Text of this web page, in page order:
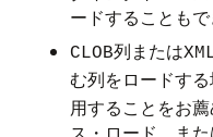
ードすることもで
CLOB列または
む列をロードする
用することをお
ス・ロード、ま